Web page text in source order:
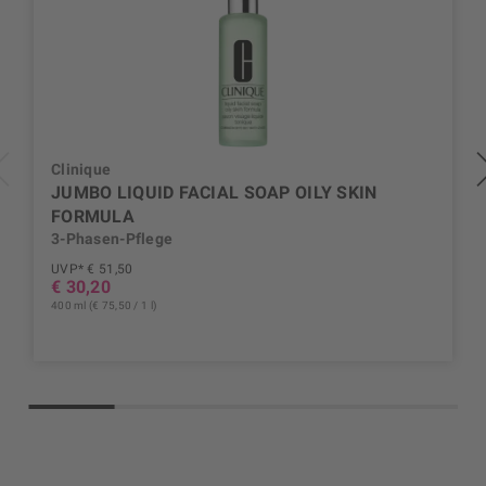
Clinique
JUMBO LIQUID FACIAL SOAP OILY SKIN
FORMULA
3-Phasen-Pflege
UVP* € 51,50
€ 30,20
400 ml (€ 75,50 / 1 l)